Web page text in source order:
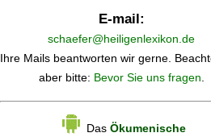
E-mail:
schaefer@heiligenlexikon.de
Ihre Mails beantworten wir gerne.
aber bitte: Bevor Sie uns fragen.
Das Ökumenische